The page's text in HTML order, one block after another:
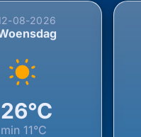
08-2026
26°C
min11°C